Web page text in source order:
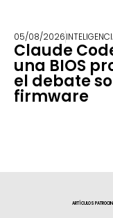
05/08/2026
Claude
una BIOS
el debate
firmware
ARTÍCULOS